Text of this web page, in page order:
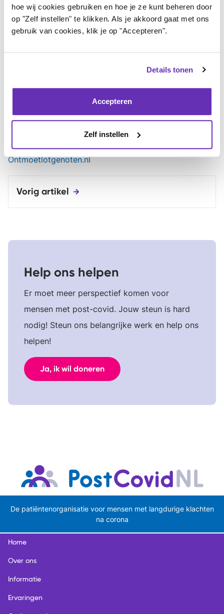
hoe wij cookies gebruiken en hoe je ze kunt beheren door
op "Zelf instellen" te klikken. Als je akkoord gaat met ons
gebruik van cookies, klik je op "Accepteren".
Details tonen
Accepteren
Zelf instellen
Het maatjescontact betekent veel voor hem: “Ik
voelde me vaak geïsoleerd, maar nu weet ik: ik ben
Richard hoopt dat anderen de stap ook durven zetten:
“Schaam je niet voor je ziek zijn. Je hoeft het niet alleen
te ondergaan.”
Ontmoetlotgenoten.nl
Vorig artikel
Help ons helpen
Er moet meer perspectief komen voor
mensen met post-covid. Jouw steun is hard
nodig! Steun ons belangrijke werk en help ons
helpen!
Ja, ik wil doneren
De patiëntenorganisatie voor mensen met langdurige klachten
na corona
Home
Over ons
Informatie
Ervaringen